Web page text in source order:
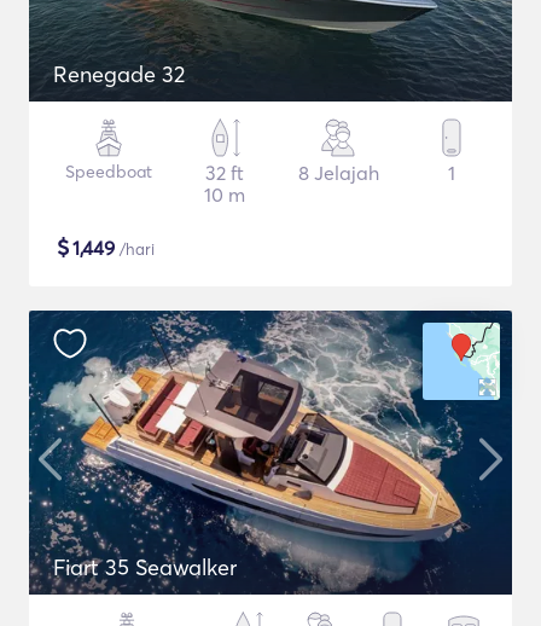
Renegade 32
Speedboat
32 ft
10 m
8 Jelajah 1
$1,449 /hari
Fiart 35 Seawalker